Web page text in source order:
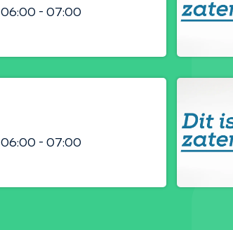
06:00 - 07:00
06:00 - 07:00